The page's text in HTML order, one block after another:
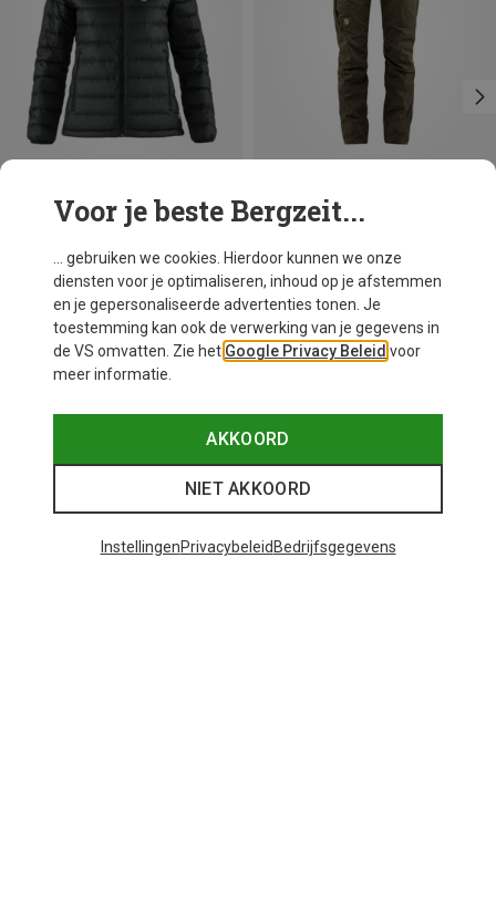
+1 Maten
Fjällräven
Dames Expedition Down Hoodie Jas
€ 379,95
S M XL
Je bespaart 16%
Voor je beste Bergzeit...
... gebruiken we cookies. Hierdoor kunnen we onze
diensten voor je optimaliseren, inhoud op je afstemmen
en je gepersonaliseerde advertenties tonen. Je
toestemming kan ook de verwerking van je gegevens in
de VS omvatten. Zie het Google Privacy Beleid voor
meer informatie.
AKKOORD
NIET AKKOORD
InstellingenPrivacybeleid Bedrijfsgegevens